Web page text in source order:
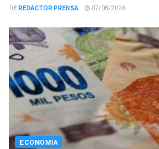
DEREDACTOR PRENSA 07/08/2026
ECONOMÍA